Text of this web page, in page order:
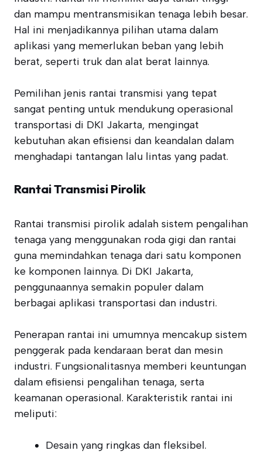
dan mampu mentransmisikan tenaga lebih besar.
Hal ini menjadikannya pilihan utama dalam
aplikasi yang memerlukan beban yang lebih
berat, seperti truk dan alat berat lainnya.
Pemilihan jenis rantai transmisi yang tepat
sangat penting untuk mendukung operasional
transportasi di DKI Jakarta, mengingat
kebutuhan akan efisiensi dan keandalan dalam
menghadapi tantangan lalu lintas yang padat.
Rantai Transmisi Pirolik
Rantai transmisi pirolik adalah sistem pengalihan
tenaga yang menggunakan roda gigi dan rantai
guna memindahkan tenaga dari satu komponen
ke komponen lainnya. Di DKI Jakarta,
penggunaannya semakin populer dalam
berbagai aplikasi transportasi dan industri.
Penerapan rantai ini umumnya mencakup sistem
penggerak pada kendaraan berat dan mesin
industri. Fungsionalitasnya memberi keuntungan
dalam efisiensi pengalihan tenaga, serta
keamanan operasional. Karakteristik rantai ini
meliputi:
Desain yang ringkas dan fleksibel.